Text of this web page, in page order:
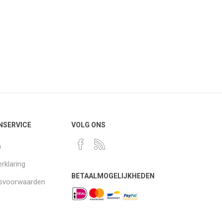
VOLG ONS
BETAALMOGELIJKHEDEN